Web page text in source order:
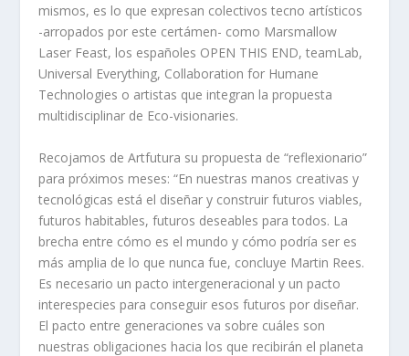
mismos, es lo que expresan colectivos tecno artísticos
-arropados por este certámen- como Marsmallow
Laser Feast, los españoles OPEN THIS END, teamLab,
Universal Everything, Collaboration for Humane
Technologies o artistas que integran la propuesta
multidisciplinar de Eco-visionaries.
Recojamos de Artfutura su propuesta de “reflexionario”
para próximos meses: “En nuestras manos creativas y
tecnológicas está el diseñar y construir futuros viables,
futuros habitables, futuros deseables para todos. La
brecha entre cómo es el mundo y cómo podría ser es
más amplia de lo que nunca fue, concluye Martin Rees.
Es necesario un pacto intergeneracional y un pacto
interespecies para conseguir esos futuros por diseñar.
El pacto entre generaciones va sobre cuáles son
nuestras obligaciones hacia los que recibirán el planeta